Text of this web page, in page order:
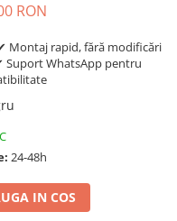
RON
Montaj rapid, fără modificări
Suport WhatsApp pentru
24-48h
IN COS